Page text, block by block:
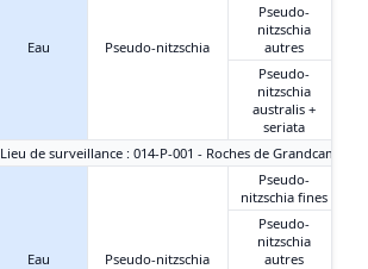
Eau Pseudo-nitzschia
Pseudo-
nitzschia
autres
Pseudo-
nitzschia
australis +
seriata
Lieu de surveillance : 014-P-001 - Roches de Grandcamp
Eau Pseudo-nitzschia
Pseudo-
nitzschia fines
Pseudo-
nitzschia
autres